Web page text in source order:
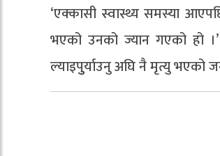
‘एक्कासी स्वास्थ्य समस्या
भएको उनको ज्यान गएको हो
ल्याइपुुर्याउनु अघि नै मृत्यु भएको